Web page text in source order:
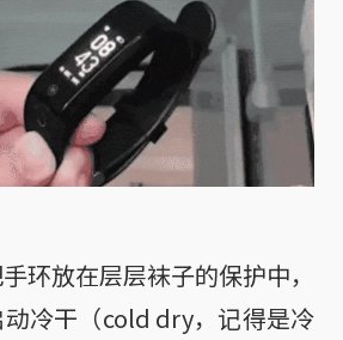
环放在层层袜子的保护中，
冷干（cold dry，记得是冷